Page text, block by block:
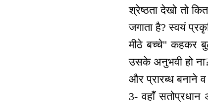
श्रेष्ठता देखो तो
जगाता है? स्वयं
मीठे बच्चे'' कहकर
उसके अनुभवी हो
और प्रारब्ध बनाने
3- वहाँ सतोप्रधान